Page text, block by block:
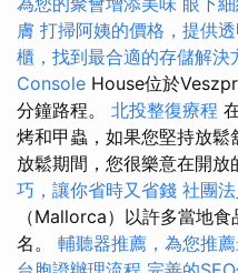
膚 打掃阿姨的價格，提供
櫃，找到最合適的存儲解決
Console House位於
分鐘路程。 北投整復療程
烤和甲蟲，如果您堅持放
放鬆期間，您很樂意在開放
巧，讓你省時又省錢 社團
（Mallorca）以許多當地
名。 輔聽器推薦，為您推